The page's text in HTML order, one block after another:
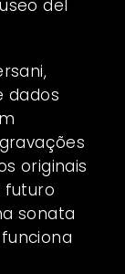
del
dados
originais
futuro
sonata